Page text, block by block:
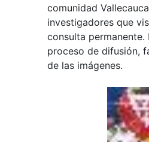
comunidad
investigadores que
consulta
proceso de difusión,
de las imágenes.